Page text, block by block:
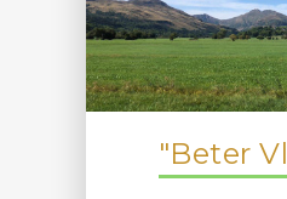
"Beter